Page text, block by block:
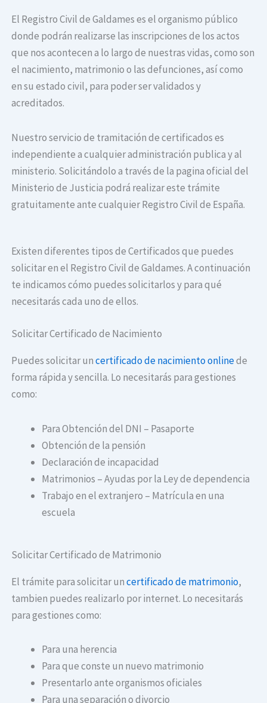
El Registro Civil de Galdames es el organismo público
donde podrán realizarse las inscripciones de los actos
que nos acontecen a lo largo de nuestras vidas, como son
el nacimiento, matrimonio o las defunciones, así como
en su estado civil, para poder ser validados y
acreditados.
Nuestro servicio de tramitación de certificados es
independiente a cualquier administración publica y al
ministerio. Solicitándolo a través de la pagina oficial del
Ministerio de Justicia podrá realizar este trámite
gratuitamente ante cualquier Registro Civil de España.
Existen diferentes tipos de Certificados que puedes
solicitar en el Registro Civil de Galdames. A continuación
te indicamos cómo puedes solicitarlos y para qué
necesitarás cada uno de ellos.
Solicitar Certificado de Nacimiento
Puedes solicitar uncertificado de nacimiento onlinede
forma rápida y sencilla. Lo necesitarás para gestiones
como:
Para Obtención del DNI – Pasaporte
Obtención de la pensión
Declaración de incapacidad
Matrimonios – Ayudas por la Ley de dependencia
Trabajo en el extranjero – Matrícula en una
escuela
Solicitar Certificado de Matrimonio
El trámite para solicitar uncertificado de matrimonio,
tambien puedes realizarlo por internet. Lo necesitarás
para gestiones como:
Para una herencia
Para que conste un nuevo matrimonio
Presentarlo ante organismos oficiales
Para una separación o divorcio